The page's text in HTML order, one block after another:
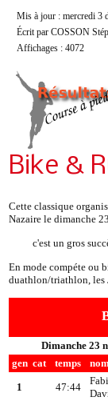
Mis à jour : mercredi 3
Écrit par COSSON
Affichages : 4072
Bike &
Cette classique
Nazaire le dimanche
c'est un gros
En mode compéte ou
duathlon/triathlon, les
Dimanche 23
gen cat temps
1 47:44